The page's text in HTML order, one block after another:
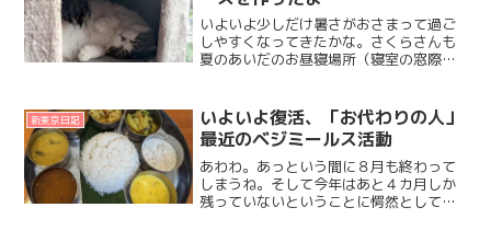
いよいよ少しだけ暑さがおさまって過ご
しやすくなってきたかな。さくらさんも
夏のあいだのお昼寝場所（寝室の窓際）
そ天で寝る猫と過ごす穏やかな午後。さ
て。去年の９月１７日に、...
新東京日記
いよいよ復活、「お代わりの人」
最近のベジミールス活動
あわわ。あっという間に８月も終わって
しまうね。そして今年はあと４カ月しか
残っていないということに愕然としてい